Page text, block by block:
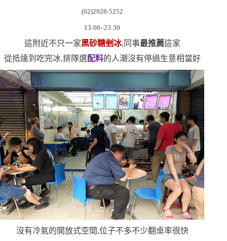
(02)2928-5252
13:00–23:30
這附近不只一家黑砂糖剉冰,同事最推薦這家
從抵達到吃完冰,排隊選配料的人潮沒有停過生意相當好
沒有冷氣的開放式空間,位子不多不少翻桌率很快